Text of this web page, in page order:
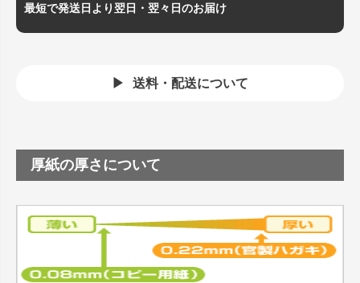
最短で発送日より翌日・翌々日のお届け
送料・配送について
厚紙の厚さについて